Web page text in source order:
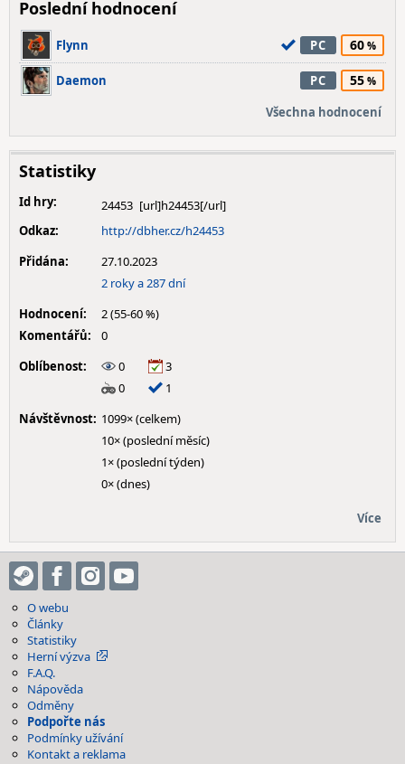
Poslední hodnocení
Flynn PC 60
Daemon PC 55
Všechna hodnocení
Statistiky
Id hry:
24453
Odkaz:
http://dbher.cz/h24453
Přidána:
27.10.2023
2 roky a 287 dní
Hodnocení:
2 (55-60 %)
Komentářů:
0
Oblíbenost:
0
3
0
1
Návštěvnost: 1099× (celkem)
10× (poslední měsíc)
1× (poslední týden)
0× (dnes)
Více
O webu
Články
Statistiky
Herní výzva
F.A.Q.
Nápověda
Odměny
Podpořte nás
Podmínky užívání
Kontakt a reklama